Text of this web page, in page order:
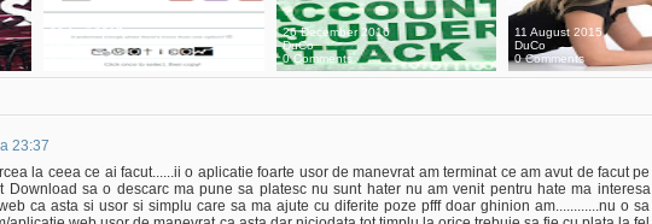
22 April 2017
2 Comments
26 December 2016
DuCo
0 Comments
11 August 2015
DuCo
0 Comments
23:37
la ceea ce ai facut......ii o aplicatie foarte usor de manevrat am terminat ce am avut de facut pe
Download sa o descarc ma pune sa platesc nu sunt hater nu am venit pentru hate ma interesa
ca asta si usor si simplu care sa ma ajute cu diferite poze pfff doar ghinion am............nu o sa